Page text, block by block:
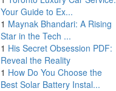
Your Guide to Ex...
1 Maynak Bhandari: A Rising
Star in the Tech ...
1 His Secret Obsession PDF:
Reveal the Reality
1 How Do You Choose the
Best Solar Battery Instal...